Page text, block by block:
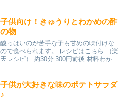
子供向け！きゅうりとわかめの酢
の物
酸っぱいのが苦手な子も甘めの味付けな
ので食べられます。 レシピはこちら （楽
天レシピ） 約30分 300円前後 材料わかめ
のレビュー
子供が大好きな味のポテトサラダ
♪